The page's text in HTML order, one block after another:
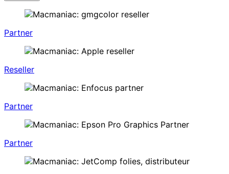
Partner
Reseller
Partner
Partner